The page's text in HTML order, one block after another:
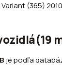
(365)
(19
je podľa